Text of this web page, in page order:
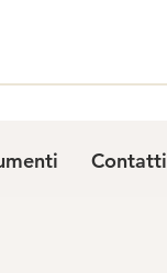
Contatti